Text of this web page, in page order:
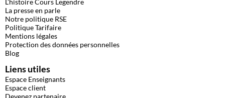
La presse en parle
Notre politique RSE
Politique Tarifaire
Mentions légales
Protection des données personnelles
Blog
Liens utiles
Espace Enseignants
Espace client
Devenez partenaire